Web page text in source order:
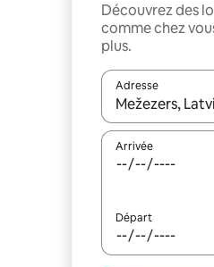
Découvrez des
comme chez
plus.
Adresse
Lorsque les
Arrivée
Départ